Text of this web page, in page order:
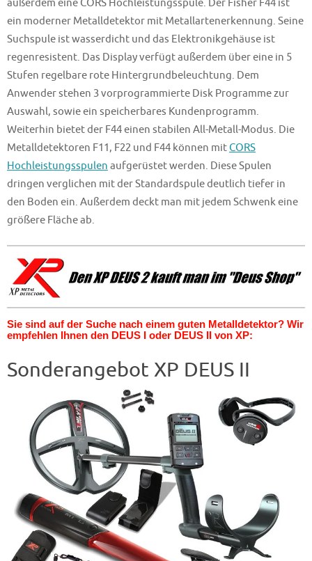
ein moderner Metalldetektor mit Metallartenerkennung. Seine
Suchspule ist wasserdicht und das Elektronikgehäuse ist
regenresistent. Das Display verfügt außerdem über eine in 5
Stufen regelbare rote Hintergrundbeleuchtung. Dem
Anwender stehen 3 vorprogrammierte Disk Programme zur
Auswahl, sowie ein speicherbares Kundenprogramm.
Weiterhin bietet der F44 einen stabilen All-Metall-Modus. Die
Metalldetektoren F11, F22 und F44 können mitCORS
Hochleistungsspulen aufgerüstet werden. Diese Spulen
dringen verglichen mit der Standardspule deutlich tiefer in
den Boden ein. Außerdem deckt man mit jedem Schwenk eine
größere Fläche ab.
Sie sind auf der Suche nach einem guten Metalldetektor? Wir
empfehlen Ihnen den DEUS I oder DEUS II von XP:
Sonderangebot XP DEUS II